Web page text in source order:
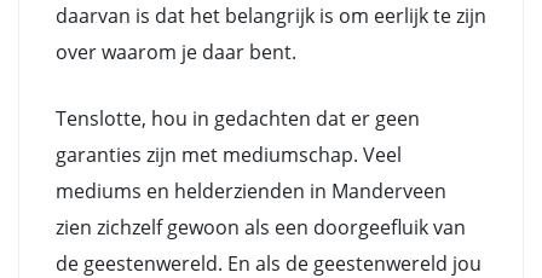
daarvan is dat het belangrijk is om eerlijk te zijn
over waarom je daar bent.
Tenslotte, hou in gedachten dat er geen
garanties zijn met mediumschap. Veel
mediums en helderzienden in Manderveen
zien zichzelf gewoon als een doorgeefluik van
de geestenwereld. En als de geestenwereld jou